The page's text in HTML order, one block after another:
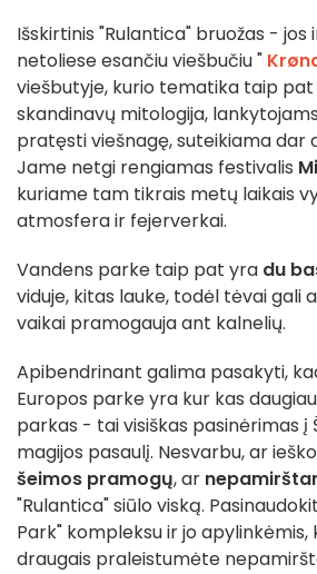
Išskirtinis "Rulantica" bruožas - jos
netoliese esančiu viešbučiu "
viešbutyje, kurio tematika taip pat
skandinavų mitologija,
pratęsti viešnagę, suteikiama dar
Jame netgi rengiamas festivalis
kuriame tam tikrais metų laikais
atmosfera ir fejerverkai.
Vandens parke taip pat yra du
viduje, kitas lauke, todėl tėvai gali
vaikai pramogauja ant kalnelių.
Apibendrinant galima pasakyti,
Europos parke yra kur kas
parkas - tai visiškas pasinėrimas į
magijos pasaulį. Nesvarbu, ar
šeimos pramogų, ar
"Rulantica" siūlo viską.
Park" kompleksu ir jo apylinkėmis,
draugais praleistumėte